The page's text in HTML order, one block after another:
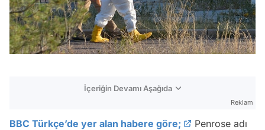
İçeriğin Devamı Aşağıda
Reklam
BBC Türkçe’de yer alan habere göre;
Penrose adı